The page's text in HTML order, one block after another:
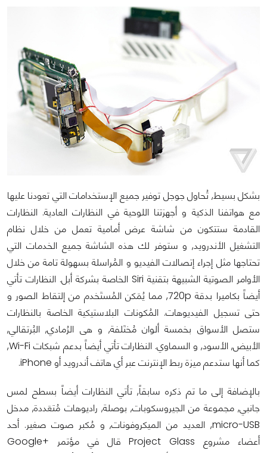
بشكل بسيط, تُحاول جوجل توفير جميع الإستخدامات التي تعودنا عليها
مع هواتفنا الذكية و أجهزتنا اللوحية في النظارات العادية. النظارات
القادمة ستتكون من شاشة عرض أمامية تعمل من خلال نظام
التشغيل الأندرويد, و ستوفر لك هذه الشاشة جميع الخدمات التي
تحتاجها مثل إجراء إتصالات الفيديو و المُراسلة بسهولة تامة من خلال
الأوامر الصوتية الشبيهة بتقنية Siri الخاصة بشركة أبل. النظارات تأتي
أيضاً بكاميرا بدقة 720p, مما يُمَكن المُستَخدم من إلتقاط الصور و
حتى تسجيل الفيديوهات. المُكونات البلاستيكية الخاصة بالنظارات
ستصل الأسواق بخمسة ألوان مُختَلفة, و هى الرُمادي, البُرتقالي,
الأبيض, الأسود, و السماوي. النظارات تأتي أيضاً بدعم شبكات Wi-Fi,
كما أنها ستدعم ميزة ربط الإنترنت عبر أي هاتف أندرويد أو iPhone.
بالإضافة إلى ما تم ذكره سابقاً, تأتي النظارات أيضاً بسطح لمس
جانبي, مجموعة من الجيروسكوبات, بوصلة, راديوهات مُتعَددة, مدخل
micro-USB, العديد من الميكروفونات, و مُكبر صوت صغير. أحد
أعضاء مشروع Project Glass قال في مؤتمر Google+